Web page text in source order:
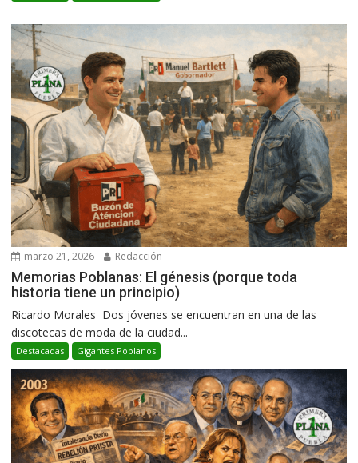
marzo 21, 2026 Redacción
Memorias Poblanas: El génesis (porque toda
historia tiene un principio)
Ricardo Morales Dos jóvenes se encuentran en una de las
discotecas de moda de la ciudad...
Destacadas Gigantes Poblanos